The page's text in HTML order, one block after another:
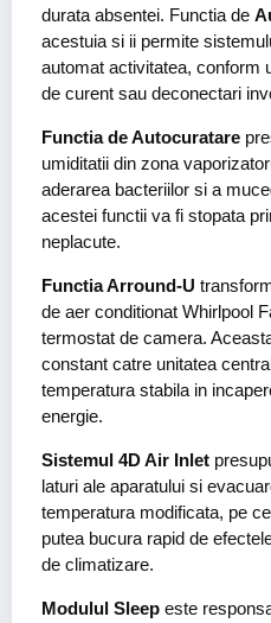
durata absentei. Functia de
acestuia si ii permite
automat activitatea, conform
de curent sau deconectari
Functia de Autocuratare
umiditatii din zona
aderarea bacteriilor si a
acestei functii va fi stopata
neplacute.
Functia Arround-U
de aer conditionat Whirlpool
termostat de camera.
constant catre unitatea
temperatura stabila in
energie.
Sistemul 4D Air Inlet
laturi ale aparatului si
temperatura modificata, pe
putea bucura rapid de
de climatizare.
Modulul Sleep este